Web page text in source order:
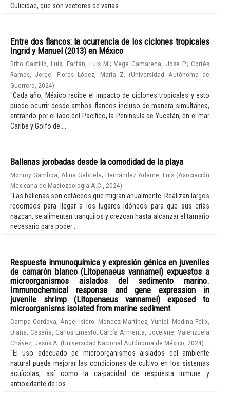
Culicidae, que son vectores de varias ...
Entre dos flancos: la ocurrencia de los ciclones tropicales
Ingrid y Manuel (2013) en México
Brito Castillo, Luis; Farfán, Luis M.;Vega Camarena, José P.;Cortés
Ramos, Jorge; Flores López, María Z. (Universidad Autónoma de
Guerrero 2024)
"Cada año, México recibe el impacto de ciclones tropicales y esto
puede ocurrir desde ambos flancos incluso de manera simultánea,
entrando por el lado del Pacífico, la Península de Yucatán, en el mar
Caribe y Golfo de ...
Ballenas jorobadas desde la comodidad de la playa
Monroy Gamboa, Alina Gabriela; Hernández Adame, Luis (Asociación
Mexicana de Mastozoología A.C.
2024)
"Las ballenas son cetáceos que migran anualmente. Realizan largos
recorridos para llegar a los lugares idóneos para que sus crías
nazcan, se alimenten tranquilos y crezcan hasta alcanzar el tamaño
necesario para poder ...
Respuesta inmunoquímica y expresión génica en juveniles
de camarón blanco (Litopenaeus vannamei) expuestos a
microorganismos aislados del sedimento marino.
Immunochemical response and gene expression in
juvenile shrimp (Litopenaeus vannamei) exposed to
microorganisms isolated from marine sediment
Campa Córdova, Ángel Isidro; Méndez Martínez, Yuniel; Medina Félix,
Diana; Ceseña, Carlos Ernesto;García Armenta, Jocelyne;Valenzuela
Chávez, Jesús A. (Universidad Nacional Autónoma de México 2024)
"El uso adecuado de microorganismos aislados del ambiente
natural puede mejorar las condiciones de cultivo en los sistemas
acuícolas, así como la ca-pacidad de respuesta inmune y
antioxidante de los ...